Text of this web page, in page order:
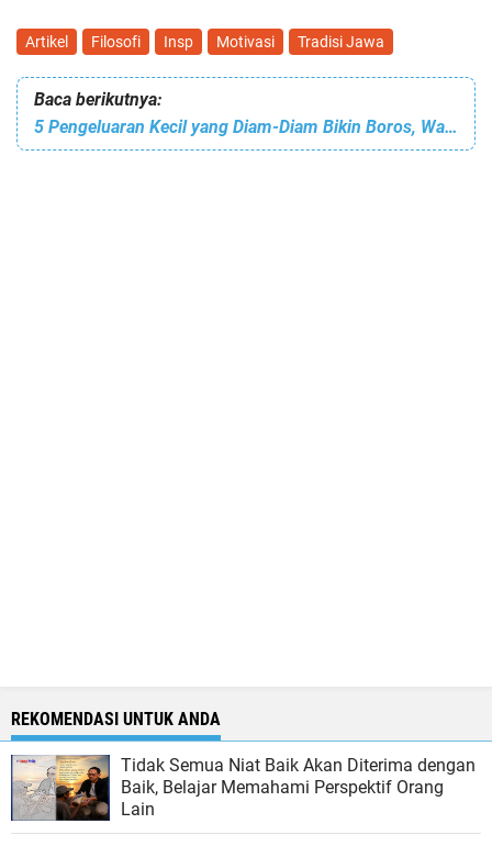
Artikel Filosofi Insp Motivasi Tradisi Jawa
Baca berikutnya:
5 Pengeluaran Kecil yang Diam-Diam Bikin Boros, Wajib Kamu Sadari!
REKOMENDASI UNTUK ANDA
Tidak Semua Niat Baik Akan Diterima dengan
Baik, Belajar Memahami Perspektif Orang
Lain